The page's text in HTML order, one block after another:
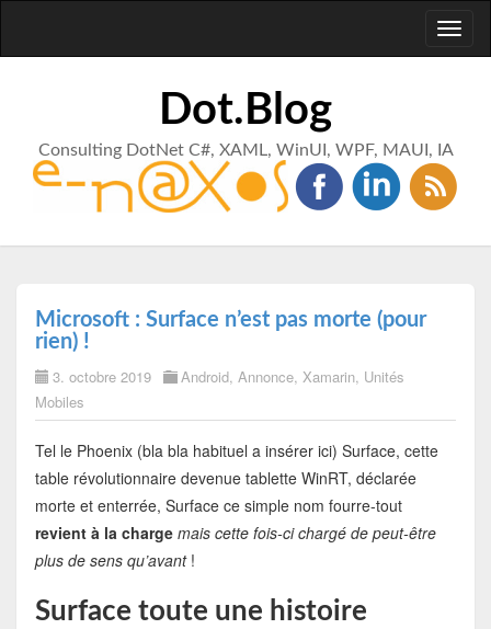
Dot.Blog
Consulting DotNet C#, XAML, WinUI, WPF, MAUI, IA
Microsoft : Surface n’est pas morte (pour
rien) !
3. octobre 2019 Android, Annonce, Xamarin, Unités
Mobiles
Tel le Phoenix (bla bla habituel a insérer ici) Surface, cette
table révolutionnaire devenue tablette WinRT, déclarée
morte et enterrée, Surface ce simple nom fourre-tout
revient à la charge mais cette fois-ci chargé de peut-être
plus de sens qu’avant!
Surface toute une histoire